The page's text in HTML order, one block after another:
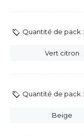
Quantité de pack :
Vert citron
Quantité de pack :
Beige